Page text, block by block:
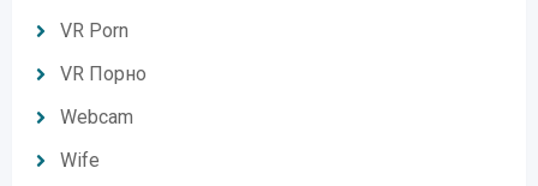
VR Porn
VR Порно
Webcam
Wife